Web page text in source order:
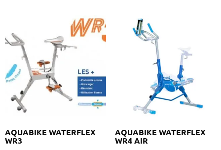
AQUABIKE WATERFLEX
WR3
AQUABIKE WATERFLEX
WR4 AIR